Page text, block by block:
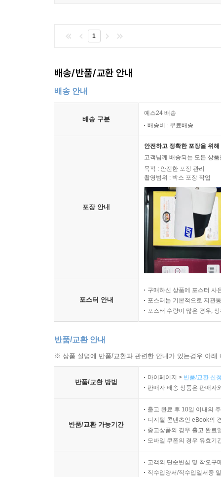
1
배송/반품/교환 안내
배송 안내
배송 구분
예스24 배송
배송비 : 무료배송
포장 안내
안전하고 정확한 포장을 위
고객님께 배송되는 모든 상
목적 : 안전한 포장 관리
촬영범위 : 박스 포장 작업
포스터 안내
구매하신 상품에 포스터 사
포스터는 기본적으로 지관
포스터 수량이 많은 경우,
반품/교환 안내
※ 상품 설명에 반품/교환과 관련한 안내가 있는경우 아
반품/교환 방법
마이페이지 > 반품/교환 신
판매자 배송 상품은 판매자
반품/교환 가능기간
출고 완료 후 10일 이내의
디지털 콘텐츠인 eBook의
중고상품의 경우 출고 완료
모바일 쿠폰의 경우 유효기
고객의 단순변심 및 착오구
직수입양서/직수입일서중